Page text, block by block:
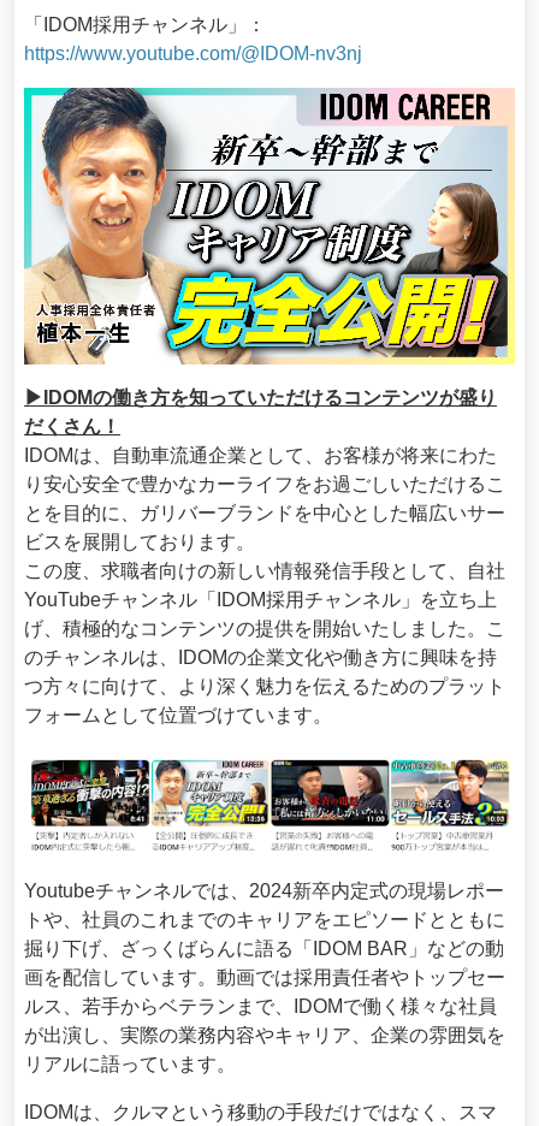
「IDOM採用チャンネル」：
https://www.youtube.com/@IDOM-nv3nj
▶IDOMの働き方を知っていただけるコンテンツが盛り
だくさん！
IDOMは、自動車流通企業として、お客様が将来にわた
り安心安全で豊かなカーライフをお過ごしいただけるこ
とを目的に、ガリバーブランドを中心とした幅広いサー
ビスを展開しております。
この度、求職者向けの新しい情報発信手段として、自社
YouTubeチャンネル「IDOM採用チャンネル」を立ち上
げ、積極的なコンテンツの提供を開始いたしました。こ
のチャンネルは、IDOMの企業文化や働き方に興味を持
つ方々に向けて、より深く魅力を伝えるためのプラット
フォームとして位置づけています。
Youtubeチャンネルでは、2024新卒内定式の現場レポー
トや、社員のこれまでのキャリアをエピソードとともに
掘り下げ、ざっくばらんに語る「IDOM BAR」などの動
画を配信しています。動画では採用責任者やトップセー
ルス、若手からベテランまで、IDOMで働く様々な社員
が出演し、実際の業務内容やキャリア、企業の雰囲気を
リアルに語っています。
IDOMは、クルマという移動の手段だけではなく、スマ